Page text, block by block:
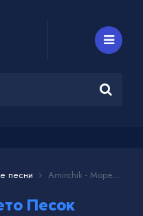
песни Amirchik - Море Лето Песок
Песок